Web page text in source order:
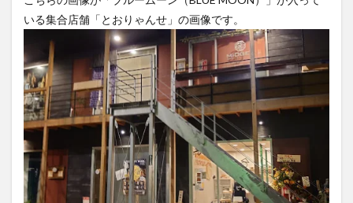
いる集合店舗「とおりゃんせ」の画像です。